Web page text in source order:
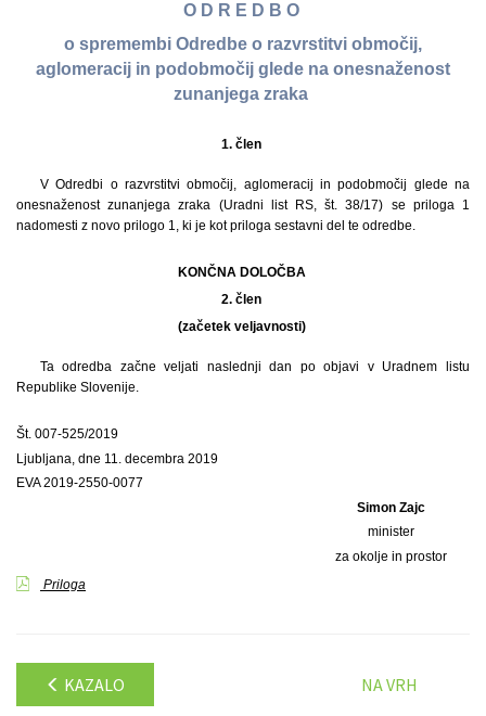
O D R E D B O
o spremembi Odredbe o razvrstitvi območij,
aglomeracij in podobmočij glede na onesnaženost
zunanjega zraka
1. člen
V Odredbi o razvrstitvi območij, aglomeracij in podobmočij glede na
onesnaženost zunanjega zraka (Uradni list RS, št. 38/17) se priloga 1
nadomesti z novo prilogo 1, ki je kot priloga sestavni del te odredbe.
KONČNA DOLOČBA
2. člen
(začetek veljavnosti)
Ta odredba začne veljati naslednji dan po objavi v Uradnem listu
Republike Slovenije.
Št. 007-525/2019
Ljubljana, dne 11. decembra 2019
EVA 2019-2550-0077
Simon Zajc
minister
za okolje in prostor
Priloga
KAZALO NA VRH